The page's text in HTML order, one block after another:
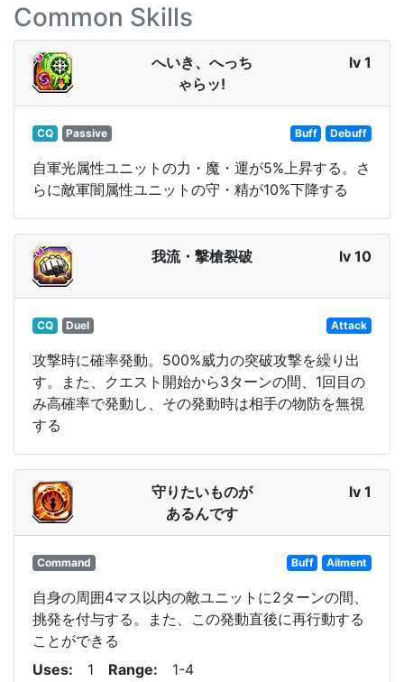
Common Skills
へいき、へっち
ゃらッ!
lv 1
CQ Passive Buff Debuff
自軍光属性ユニットの力・魔・運が5%上昇する。さ
らに敵軍闇属性ユニットの守・精が10%下降する
我流・撃槍裂破 lv 10
CQ Duel Attack
攻撃時に確率発動。500%威力の突破攻撃を繰り出
す。また、クエスト開始から3ターンの間、1回目の
み高確率で発動し、その発動時は相手の物防を無視
する
守りたいものが
あるんです
lv 1
Command Buff Ailment
自身の周囲4マス以内の敵ユニットに2ターンの間、
挑発を付与する。また、この発動直後に再行動する
ことができる
Uses
1 Range 1-4